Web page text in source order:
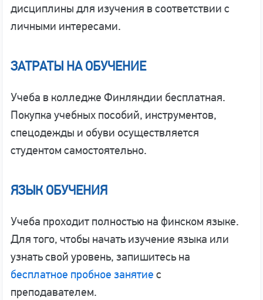
дисциплины для изучения в соответствии с
личными интересами.
ЗАТРАТЫ НА ОБУЧЕНИЕ
Учеба в колледже Финляндии бесплатная.
Покупка учебных пособий, инструментов,
спецодежды и обуви осуществляется
студентом самостоятельно.
ЯЗЫК ОБУЧЕНИЯ
Учеба проходит полностью на финском языке.
Для того, чтобы начать изучение языка или
узнать свой уровень, запишитесь на
бесплатное пробное занятие с
преподавателем.